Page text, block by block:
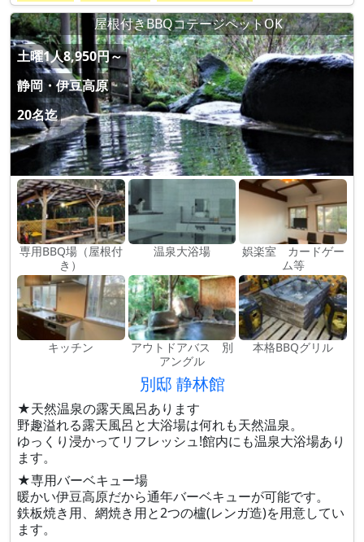
屋根付きBBQコテージペットOK
土曜1人8,950円～
静岡・伊豆高原
20名迄
専用BBQ場（屋根付
き）
温泉大浴場
娯楽室 カードゲー
ム等
キッチン
アウトドアバス 別
アングル
本格BBQグリル
別邸 静林館
★天然温泉の露天風呂あります
野趣溢れる露天風呂と大浴場は何れも天然温泉。
ゆっくり浸かってリフレッシュ!館内にも温泉大浴場あり
ます。
★専用バーベキュー場
暖かい伊豆高原だから通年バーベキューが可能です。
鉄板焼き用、網焼き用と2つの櫨(レンガ造)を用意してい
ます。